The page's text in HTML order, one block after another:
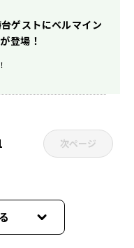
ゲストにベルマイン
登場！
次ページ